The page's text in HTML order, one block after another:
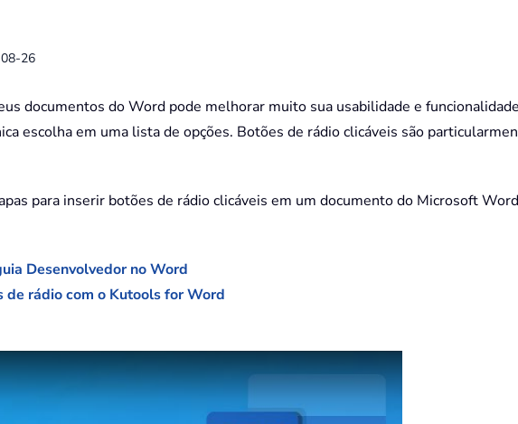
26
documentos do Word pode melhorar muito sua usabilidade e
escolha em uma lista de opções. Botões de rádio clicáveis são
para inserir botões de rádio clicáveis em um documento do Microsoft
Desenvolvedor no Word
de rádio com o Kutools for Word